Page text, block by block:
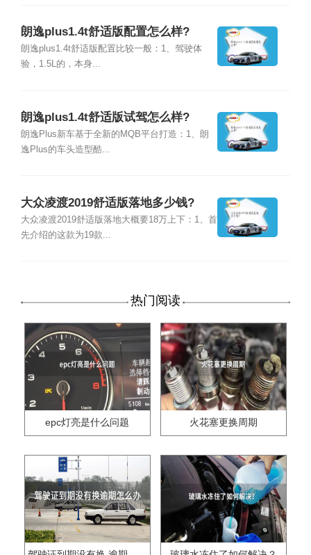
朗逸plus1.4t舒适版配置怎么样?
朗逸plus1.4t舒适版配置比较一般：1、驾驶体
验，1.5L的，本身...
朗逸plus1.4t舒适版试驾怎么样?
朗逸Plus新车基于全新的MQB平台打造：1、朗
逸Plus的车头造型酷...
大众凌渡2019舒适版落地多少钱?
大众凌渡2019舒适版落地大概要18万上下：1、首
先介绍的这款为19款...
热门阅读
epc灯亮是什么问题 火花塞更换周期